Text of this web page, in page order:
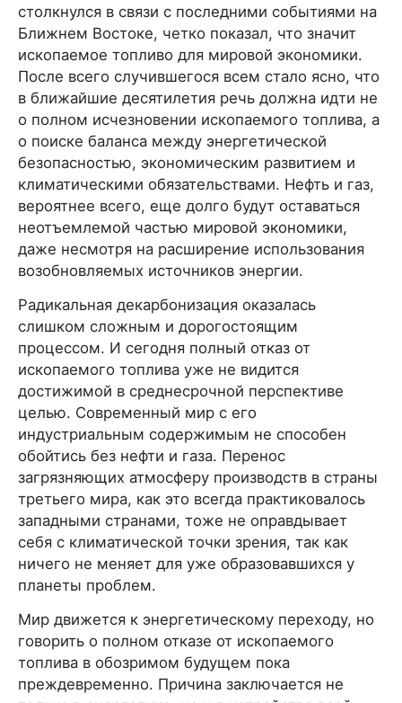
столкнулся в связи с последними событиями на
Ближнем Востоке, четко показал, что значит
ископаемое топливо для мировой экономики.
После всего случившегося всем стало ясно, что
в ближайшие десятилетия речь должна идти не
о полном исчезновении ископаемого топлива, а
о поиске баланса между энергетической
безопасностью, экономическим развитием и
климатическими обязательствами. Нефть и газ,
вероятнее всего, еще долго будут оставаться
неотъемлемой частью мировой экономики,
даже несмотря на расширение использования
возобновляемых источников энергии.
Радикальная декарбонизация оказалась
слишком сложным и дорогостоящим
процессом. И сегодня полный отказ от
ископаемого топлива уже не видится
достижимой в среднесрочной перспективе
целью. Современный мир с его
индустриальным содержимым не способен
обойтись без нефти и газа. Перенос
загрязняющих атмосферу производств в страны
третьего мира, как это всегда практиковалось
западными странами, тоже не оправдывает
себя с климатической точки зрения, так как
ничего не меняет для уже образовавшихся у
планеты проблем.
Мир движется к энергетическому переходу, но
говорить о полном отказе от ископаемого
топлива в обозримом будущем пока
преждевременно. Причина заключается не